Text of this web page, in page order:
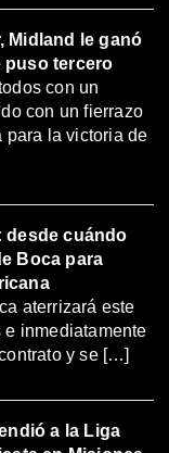
Midland le ganó
puso tercero
con un
con un fierrazo
para la victoria de
desde cuándo
Boca para
aterrizará este
inmediatamente
y se […]
a la Liga